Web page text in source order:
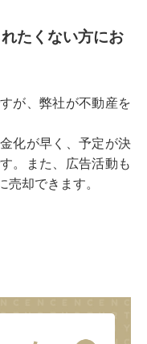
たくない方にお
が、弊社が不動産を
化が早く、予定が決
。また、広告活動も
却できます。